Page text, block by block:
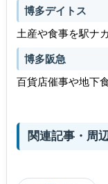
博多デイトス
土産や食事を駅ナ
博多阪急
百貨店催事や地下
関連記事・周